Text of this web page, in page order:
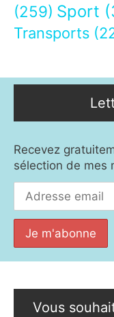
(259) Sport
Transports
Recevez
sélection de mes
Vous